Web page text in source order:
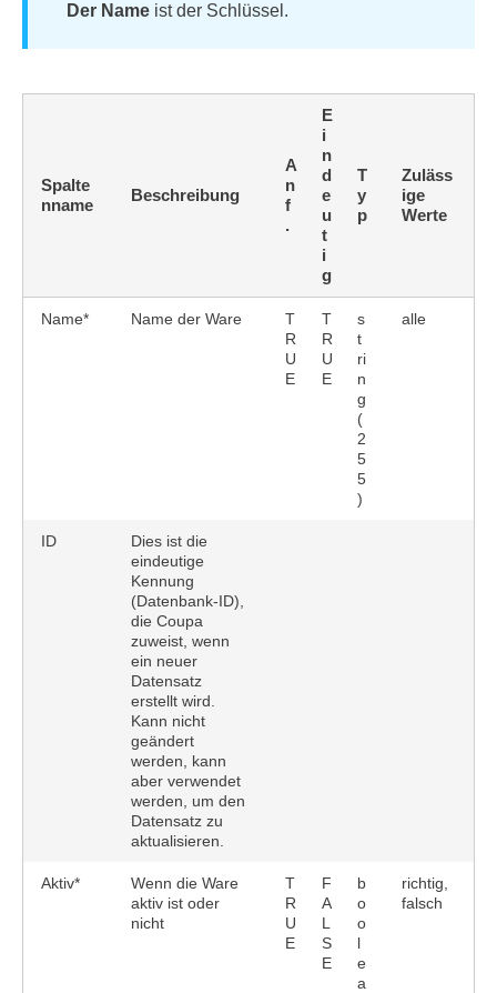
Der Name ist der Schlüssel.
Spalte
nname
Beschreibung
A
n
f
.
E
i
n
d
e
u
t
i
g
T
y
p
Zuläss
ige
Werte
Name* Name der Ware
T
R
U
E
T
R
U
E
s
t
ri
n
g
(
2
5
5
)
alle
ID
Dies ist die
eindeutige
Kennung
(Datenbank-ID),
die Coupa
zuweist, wenn
ein neuer
Datensatz
erstellt wird.
Kann nicht
geändert
werden, kann
aber verwendet
werden, um den
Datensatz zu
aktualisieren.
Aktiv*
Wenn die Ware
aktiv ist oder
nicht
T
R
U
E
F
A
L
S
E
b
o
o
l
e
a
richtig,
falsch